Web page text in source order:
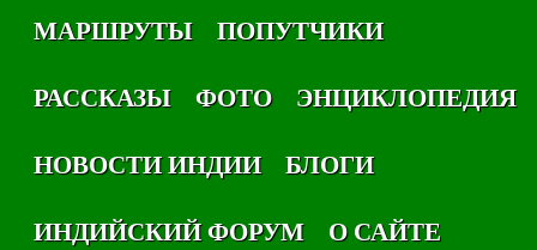
МАРШРУТЫ
ПОПУТЧИКИ
РАССКАЗЫ
ФОТО
ЭНЦИКЛОПЕДИЯ
НОВОСТИ ИНДИИ
БЛОГИ
ИНДИЙСКИЙ ФОРУМ
О САЙТЕ